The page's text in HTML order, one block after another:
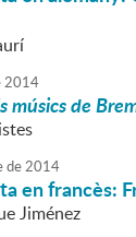
2014
músics de
de2014
en francès:
Jiménez